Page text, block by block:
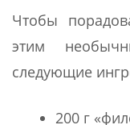
Чтобы
этим
следующие
200 г